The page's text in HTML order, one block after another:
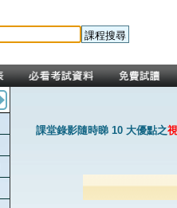
課堂錄影隨時睇 10 大優點之